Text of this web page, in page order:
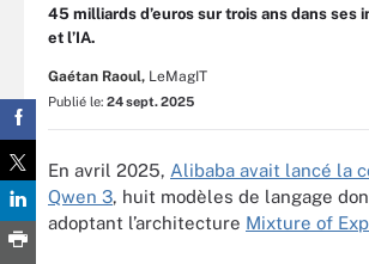
45 milliards d’euros sur trois ans dans ses
et l’IA.
Gaétan Raoul, LeMagIT
Publié le: 24 sept. 2025
En avril 2025, Alibaba avait lancé la
Qwen 3, huit modèles de langage
adoptant l’architecture Mixture of